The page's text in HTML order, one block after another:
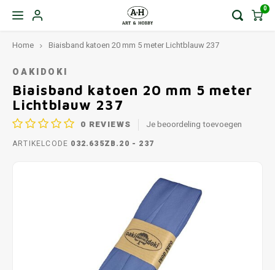
0
Home Biaisband katoen 20 mm 5 meter Lichtblauw 237
OAKIDOKI
Biaisband katoen 20 mm 5 meter
Lichtblauw 237
0 REVIEWS Je beoordeling toevoegen
ARTIKELCODE 032.635ZB.20 - 237